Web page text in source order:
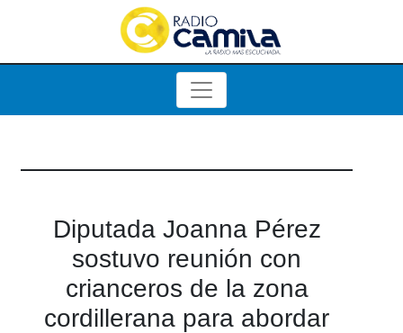
Diputada Joanna Pérez
sostuvo reunión con
crianceros de la zona
cordillerana para abordar